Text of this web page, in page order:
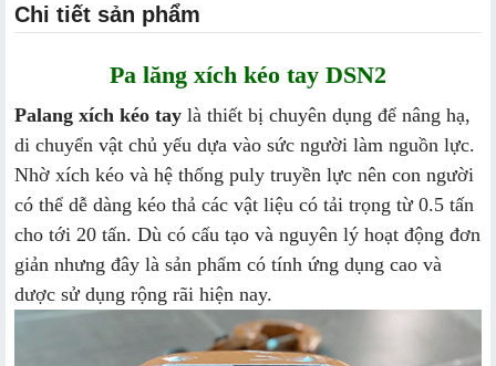
Chi tiết sản phẩm
Pa lăng xích kéo tay DSN2
Palang xích kéo tay là thiết bị chuyên dụng để nâng hạ,
di chuyển vật chủ yếu dựa vào sức người làm nguồn lực.
Nhờ xích kéo và hệ thống puly truyền lực nên con người
có thể dễ dàng kéo thả các vật liệu có tải trọng từ 0.5 tấn
cho tới 20 tấn. Dù có cấu tạo và nguyên lý hoạt động đơn
giản nhưng đây là sản phẩm có tính ứng dụng cao và
dược sử dụng rộng rãi hiện nay.